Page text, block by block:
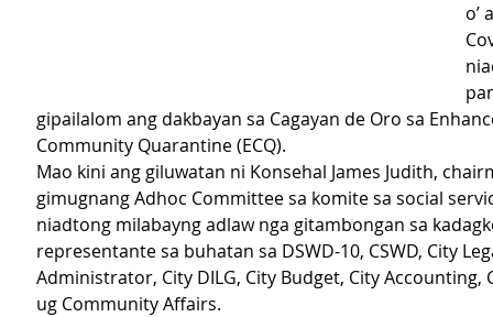
o’
gipailalom ang dakbayan sa Cagayan de Oro sa
Community Quarantine (ECQ).
Mao kini ang giluwatan ni Konsehal James Judith,
gimugnang Adhoc Committee sa komite sa social
niadtong milabayng adlaw nga gitambongan sa
representante sa buhatan sa DSWD-10, CSWD, City
Administrator, City DILG, City Budget, City Accounting,
ug Community Affairs.